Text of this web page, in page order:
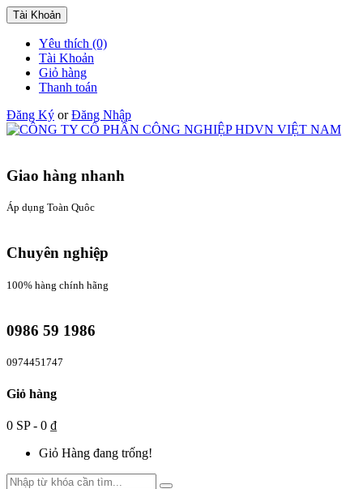
Tài Khoản
Yêu thích (0)
Tài Khoản
Giỏ hàng
Thanh toán
Đăng Ký orĐăng Nhập
Giao hàng nhanh
Áp dụng Toàn Quôc
Chuyên nghiệp
100% hàng chính hãng
0986 59 1986
0974451747
Giỏ hàng
0 SP - 0 ₫
Giỏ Hàng đang trống!